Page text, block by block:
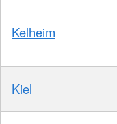
Kelheim
Kiel